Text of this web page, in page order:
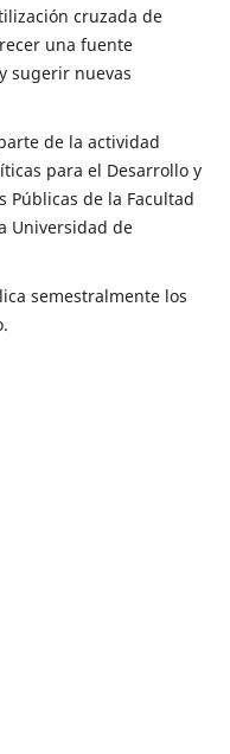
cruzada de
una fuente
sugerir nuevas
de la actividad
para el Desarrollo y
Públicas de la Facultad
Universidad de
semestralmente los